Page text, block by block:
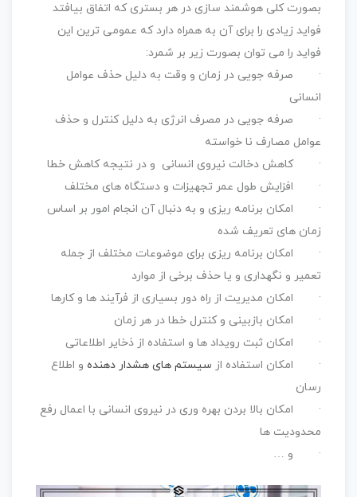
بصورت کلی هوشمند سازی در هر بستری که اتفاق بیافتد
فواید زیادی را برای آن به همراه دارد که عمومی ترین این
فواید را می توان بصورت زیر بر شمرد:
· صرفه جویی در زمان و وقت به دلیل حذف عوامل
انسانی
· صرفه جویی در مصرف انرژی به دلیل کنترل و حذف
عوامل مصارف نا خواسته
· کاهش دخالت نیروی انسانی و در نتیجه کاهش خطا
· افزایش طول عمر تجهیزات و دستگاه های مختلف
· امکان برنامه ریزی و به دنبال آن انجام امور بر اساس
زمان های تعریف شده
· امکان برنامه ریزی برای موضوعات مختلف از جمله
تعمیر و نگهداری و یا حذف برخی از موارد
· امکان مدیریت از راه دور بسیاری از فرآیند ها و کارها
· امکان بازبینی و کنترل خطا در هر زمان
· امکان ثبت رویداد ها و استفاده از ذخایر اطلاعاتی
· امکان استفاده از سیستم های هشدار دهنده و اطلاع
رسان
· امکان بالا بردن بهره وری در نیروی انسانی با اعمال رفع
محدودیت ها
· و …